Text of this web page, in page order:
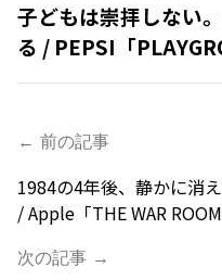
子どもは崇拝しない
る / PEPSI「
← 前の記事
1984の4年後、静かに消
/ Apple「THE WAR ROOM
次の記事 →